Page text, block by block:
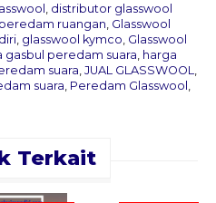
distributor glasswool
ruangan Glasswool
glasswool kymco Glasswool
gasbul peredam suara harga
suara JUAL GLASSWOOL
suara Peredam Glasswool
Terkait